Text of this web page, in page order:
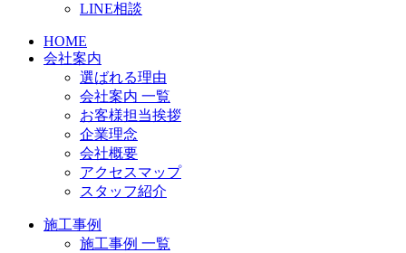
LINE相談
HOME
会社案内
選ばれる理由
会社案内 一覧
お客様担当挨拶
企業理念
会社概要
アクセスマップ
スタッフ紹介
施工事例
施工事例 一覧